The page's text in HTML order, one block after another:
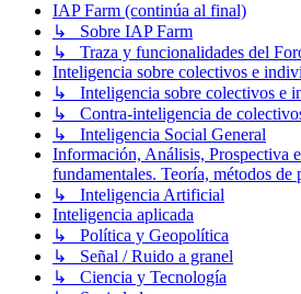
IAP Farm (continúa al final)
↳ Sobre IAP Farm
↳ Traza y funcionalidades del
Inteligencia sobre colectivos e
↳ Inteligencia sobre colectivos e
↳ Contra-inteligencia de
↳ Inteligencia Social General
Información, Análisis, Prospectiva
fundamentales. Teoría, métodos de
↳ Inteligencia Artificial
Inteligencia aplicada
↳ Política y Geopolítica
↳ Señal / Ruido a granel
↳ Ciencia y Tecnología